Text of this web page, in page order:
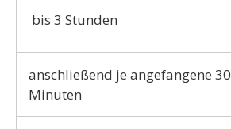
bis 3 Stunden
anschließend je angefangene 30
Minuten